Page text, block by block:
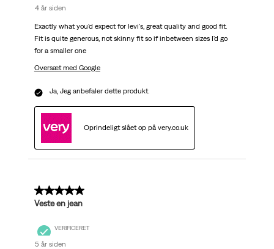
4 år siden
Exactly what you'd expect for levi's, great quality and good fit.
Fit is quite generous, not skinny fit so if inbetween sizes I'd go
for a smaller one
Oversæt med Google
Ja, Jeg anbefaler dette produkt.
Oprindeligt slået op på very.co.uk
5 ud af 5 stjerner.
Veste en jean
VERIFICERET
5 år siden